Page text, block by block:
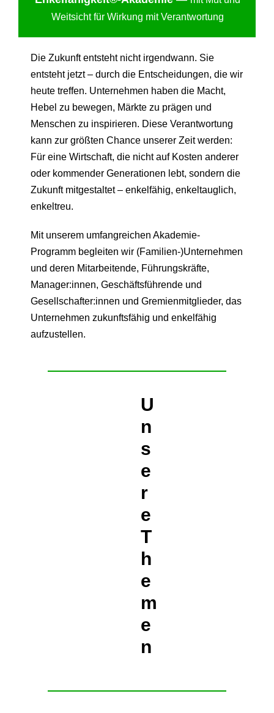
Weitsicht für Wirkung mit Verantwortung
Die Zukunft entsteht nicht irgendwann. Sie
entsteht jetzt – durch die Entscheidungen, die wir
heute treffen. Unternehmen haben die Macht,
Hebel zu bewegen, Märkte zu prägen und
Menschen zu inspirieren. Diese Verantwortung
kann zur größten Chance unserer Zeit werden:
Für eine Wirtschaft, die nicht auf Kosten anderer
oder kommender Generationen lebt, sondern die
Zukunft mitgestaltet – enkelfähig, enkeltauglich,
enkeltreu.
Mit unserem umfangreichen Akademie-
Programm begleiten wir (Familien-)Unternehmen
und deren Mitarbeitende, Führungskräfte,
Manager:innen, Geschäftsführende und
Gesellschafter:innen und Gremienmitglieder, das
Unternehmen zukunftsfähig und enkelfähig
aufzustellen.
U
n
s
e
r
e
T
h
e
m
e
n